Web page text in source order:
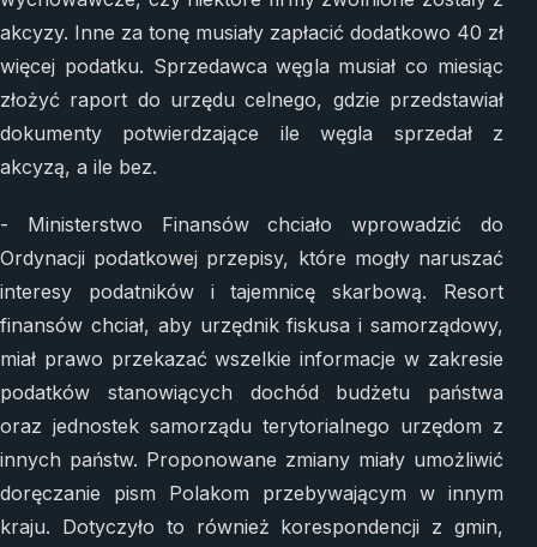
akcyzy. Inne za tonę musiały zapłacić dodatkowo 40 zł
więcej podatku. Sprzedawca węgla musiał co miesiąc
złożyć raport do urzędu celnego, gdzie przedstawiał
dokumenty potwierdzające ile węgla sprzedał z
akcyzą, a ile bez.
- Ministerstwo Finansów chciało wprowadzić do
Ordynacji podatkowej przepisy, które mogły naruszać
interesy podatników i tajemnicę skarbową. Resort
finansów chciał, aby urzędnik fiskusa i samorządowy,
miał prawo przekazać wszelkie informacje w zakresie
podatków stanowiących dochód budżetu państwa
oraz jednostek samorządu terytorialnego urzędom z
innych państw. Proponowane zmiany miały umożliwić
doręczanie pism Polakom przebywającym w innym
kraju. Dotyczyło to również korespondencji z gmin,